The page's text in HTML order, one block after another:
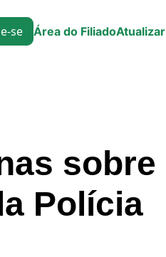
se Área do Filiado
sobre
Polícia